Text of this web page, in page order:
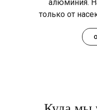
алюминия.
только от